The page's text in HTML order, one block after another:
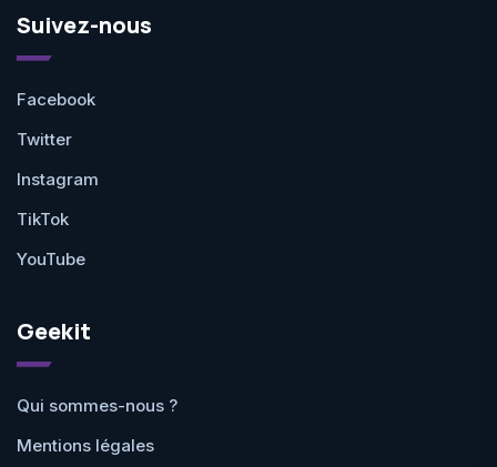
Suivez-nous
Facebook
Twitter
Instagram
TikTok
YouTube
Geekit
Qui sommes-nous ?
Mentions légales